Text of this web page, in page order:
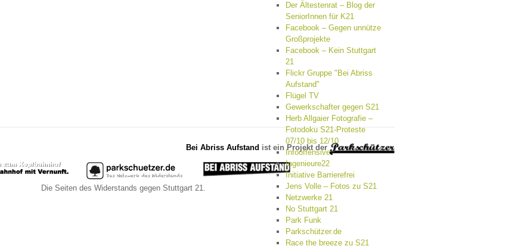
Der Ältestenrat – Blog der
SeniorInnen für K21
Facebook – Gegen unnütze
Großprojekte
Facebook – Kein Stuttgart
21
Flickr Gruppe "Bei Abriss
Aufstand"
Flügel TV
Gewerkschafter gegen S21
Herb Allgaier Fotografie –
Fotodoku S21-Proteste
07/10 bis 12/10
Infooffensive
Ingenieure22
Initiative Barrierefrei
Jens Volle – Fotos zu S21
Netzwerke 21
No Stuttgart 21
Park Funk
Parkschützer.de
Race the breeze zu S21
Bei Abriss Aufstand ist ein Projekt der
Die Seiten des Widerstands gegen Stuttgart 21.